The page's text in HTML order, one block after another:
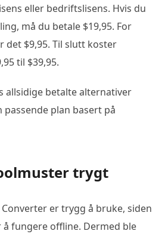
eller bedriftslisens. Hvis du
må du betale $19,95. For
det $9,95. Til slutt koster
til $39,95.
allsidige betalte alternativer
plan basert på
trygt
Converter er trygg å bruke, siden
fungere offline. Dermed ble